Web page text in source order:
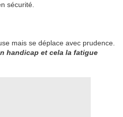
sécurité.
mais se déplace avec prudence.
handicap et cela la fatigue